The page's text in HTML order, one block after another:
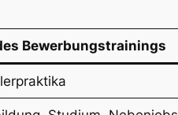
Bewerbungstrainings